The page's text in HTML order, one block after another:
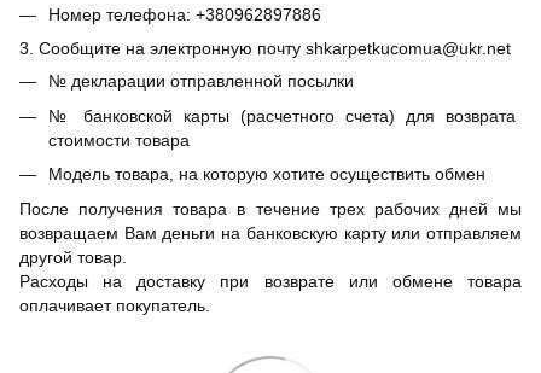
Номер телефона: +380962897886
3. Сообщите на электронную почту shkarpetkucomua@ukr.net
№ декларации отправленной посылки
№ банковской карты (расчетного счета) для возврата
стоимости товара
Модель товара, на которую хотите осуществить обмен
После получения товара в течение трех рабочих дней мы
возвращаем Вам деньги на банковскую карту или отправляем
другой товар.
Расходы на доставку при возврате или обмене товара
оплачивает покупатель.